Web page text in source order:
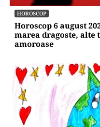
HOROSCOP
Horoscop 6 august
marea dragoste,
amoroase